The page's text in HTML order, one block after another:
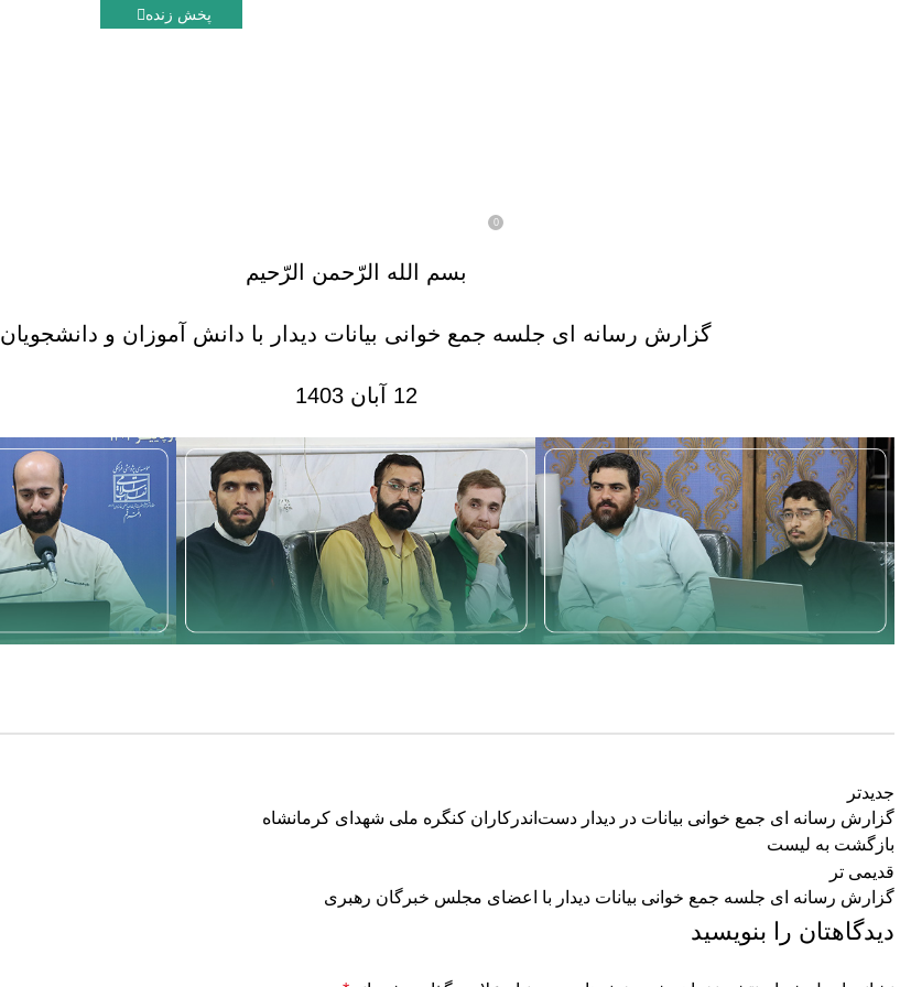
پخش زنده
0
بسم الله الرّحمن الرّحیم
گزارش رسانه ای جلسه جمع خوانی بیانات دیدار با دانش آموزان و دانشجویان
12 آبان 1403
جدیدتر
گزارش رسانه ای جمع خوانی بیانات در دیدار دست‌اندرکاران کنگره ملی شهدای کرمانشاه
بازگشت به لیست
قدیمی تر
گزارش رسانه ای جلسه جمع خوانی بیانات دیدار با اعضای مجلس خبرگان رهبری
دیدگاهتان را بنویسید